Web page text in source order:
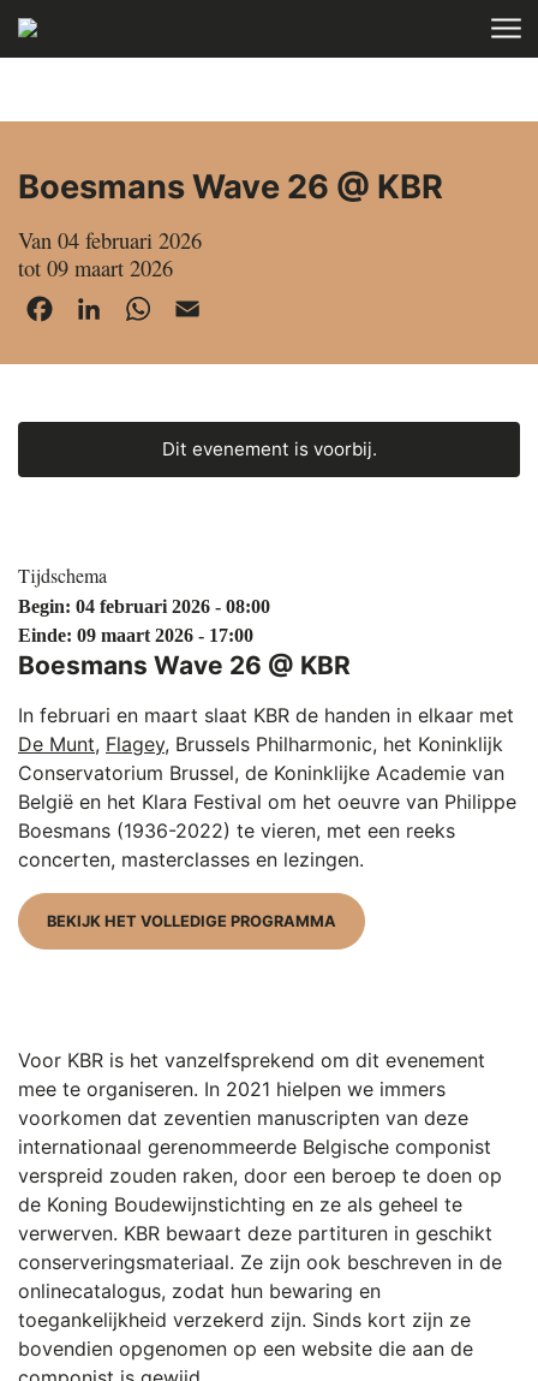
Skip to main content
Boesmans Wave 26 @ KBR
Van 04 februari 2026
tot 09 maart 2026
FacebookLinkedInWhatsApp
Dit evenement is voorbij.
Tijdschema
Begin: 04 februari 2026 - 08:00
Einde: 09 maart 2026 - 17:00
Boesmans Wave 26 @ KBR
In februari en maart slaat KBR de handen in elkaar met
De Munt, Flagey, Brussels Philharmonic, het Koninklijk
Conservatorium Brussel, de Koninklijke Academie van
België en het Klara Festival om het oeuvre van Philippe
Boesmans (1936-2022) te vieren, met een reeks
concerten, masterclasses en lezingen.
BEKIJK HET VOLLEDIGE PROGRAMMA
Voor KBR is het vanzelfsprekend om dit evenement
mee te organiseren. In 2021 hielpen we immers
voorkomen dat zeventien manuscripten van deze
internationaal gerenommeerde Belgische componist
verspreid zouden raken, door een beroep te doen op
de Koning Boudewijnstichting en ze als geheel te
verwerven. KBR bewaart deze partituren in geschikt
conserveringsmateriaal. Ze zijn ook beschreven in de
onlinecatalogus, zodat hun bewaring en
toegankelijkheid verzekerd zijn. Sinds kort zijn ze
bovendien opgenomen op een website die aan de